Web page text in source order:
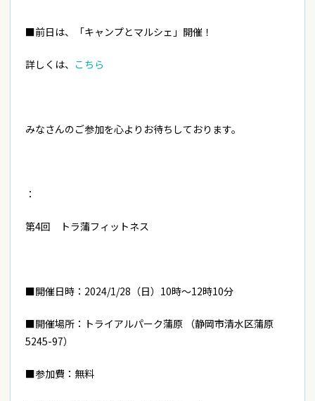
■前日は、「キャンプとマルシェ」開催！
詳しくは、 こちら
みなさんのご参加を心よりお待ちしております。
：
第4回 トラ蒲フィットネス
■開催日時：2024/1/28（日）10時～12時10分
■開催場所：トライアルパーク蒲原 （静岡市清水区蒲原
5245-97）
■参加費：無料